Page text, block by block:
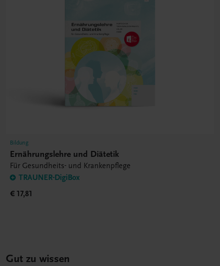
Bildung
Ernährungslehre und Diätetik
Für Gesundheits- und Krankenpflege
TRAUNER-DigiBox
€ 17,81
Gut zu wissen